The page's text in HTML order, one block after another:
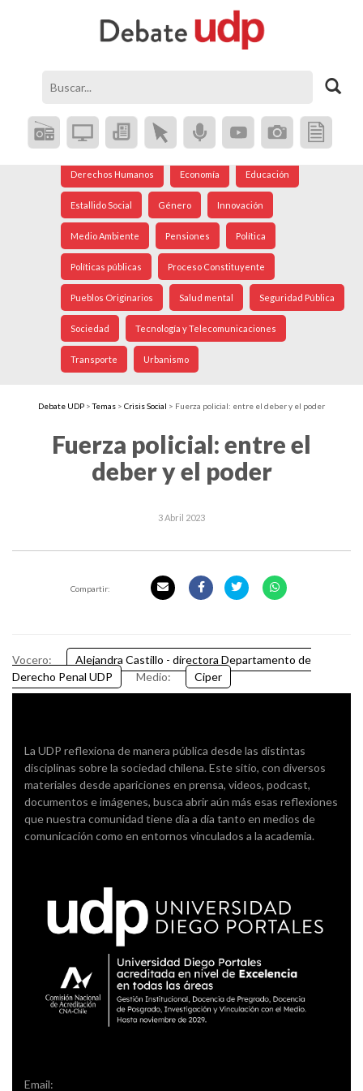
Coronavirus Crisis Social Democracia
Derechos Humanos Economía Educación
Estallido Social Género Innovación
Medio Ambiente Pensiones Política
Políticas públicas Proceso Constituyente
Pueblos Originarios Salud mental Seguridad Pública
Sociedad Tecnología y Telecomunicaciones
Transporte Urbanismo
Debate UDP >Temas > Crisis Social > Fuerza policial: entre el deber y el poder
Fuerza policial: entre el
deber y el poder
3 Abril 2023
Compartir:
Vocero:
Alejandra Castillo - directora Departamento de
Derecho Penal UDP
Medio: Ciper
La UDP reflexiona de manera pública desde las distintas
disciplinas sobre la sociedad chilena. Este sitio, con diversos
materiales desde apariciones en prensa, videos, podcast,
documentos e imágenes, busca abrir aún más esas reflexiones
que nuestra comunidad tiene día a día tanto en medios de
comunicación como en entornos vinculados a la academia.
Email: